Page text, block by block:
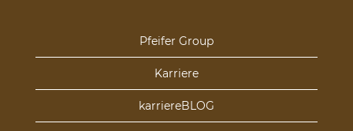
Pfeifer Group
Karriere
karriereBLOG